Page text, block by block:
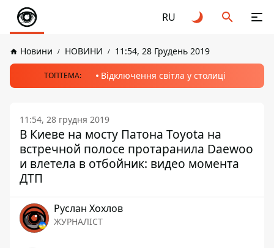
RU
Новини НОВИНИ 11:54, 28 Грудень 2019
ТОПТЕМА: Відключення світла у столиці
11:54, 28 грудня 2019
В Киеве на мосту Патона Toyota на
встречной полосе протаранила Daewoo
и влетела в отбойник: видео момента
ДТП
Руслан Хохлов
ЖУРНАЛІСТ